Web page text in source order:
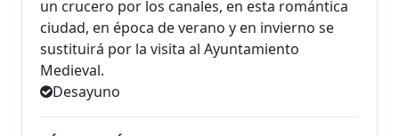
un crucero por los canales, en esta romántica
ciudad, en época de verano y en invierno se
sustituirá por la visita al Ayuntamiento
Medieval.
Desayuno